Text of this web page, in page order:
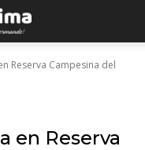
Reserva Campesina del
en Reserva